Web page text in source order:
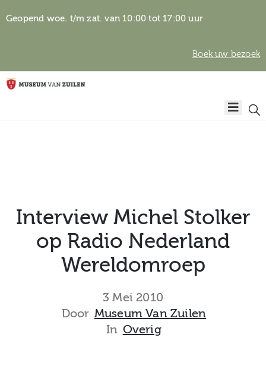
Geopend woe. t/m zat. van 10:00 tot 17:00 uur
Boek uw bezoek
Home
Over het
Interview Michel Stolker
op Radio Nederland
Wereldomroep
3 Mei 2010
Door Museum Van Zuilen
In Overig
Algemene